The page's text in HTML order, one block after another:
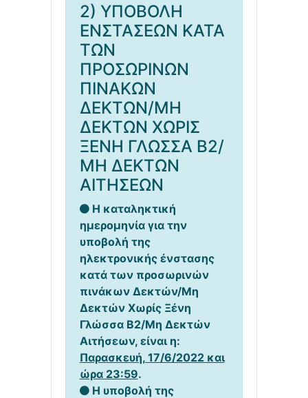
2) ΥΠΟΒΟΛΗ
ΕΝΣΤΑΣΕΩΝ ΚΑΤΑ
ΤΩΝ
ΠΡΟΣΩΡΙΝΩΝ
ΠΙΝΑΚΩΝ
ΔΕΚΤΩΝ/ΜΗ
ΔΕΚΤΩΝ ΧΩΡΙΣ
ΞΕΝΗ ΓΛΩΣΣΑ Β2/
ΜΗ ΔΕΚΤΩΝ
ΑΙΤΗΣΕΩΝ
Η καταληκτική
ημερομηνία για την
υποβολή της
ηλεκτρονικής ένστασης
κατά των προσωρινών
πινάκων Δεκτών/Μη
Δεκτών Χωρίς Ξένη
Γλώσσα Β2/Μη Δεκτών
Αιτήσεων, είναι η:
Παρασκευή, 17/6/2022 και
ώρα 23:59.
Η υποβολή της